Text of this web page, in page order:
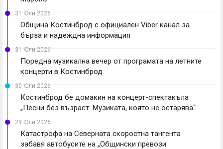
31 Юли 2026
Община Костинброд с официален Viber канал за
бърза и надеждна информация
31 Юли 2026
Поредна музикална вечер от програмата на летните
концерти в Костинброд
30 Юли 2026
Костинброд бе домакин на концерт-спектакъла
„Песни без възраст: Музиката, която не остарява“
29 Юли 2026
Катастрофа на Северната скоростна тангента
забавя автобусите на „Общински превози